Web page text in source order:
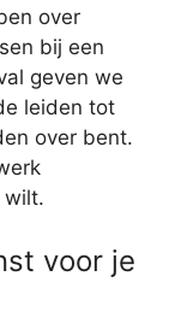
over
bij een
geven we
leiden tot
over bent.
wilt.
voor je